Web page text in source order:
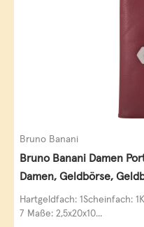
Bruno Banani
Bruno Banani Damen
Damen, Geldbörse,
Leder
Hartgeldfach: 1Scheinfach:
7 Maße: 2,5x20x10...